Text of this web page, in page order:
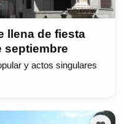
llena de fiesta
septiembre
y actos singulares